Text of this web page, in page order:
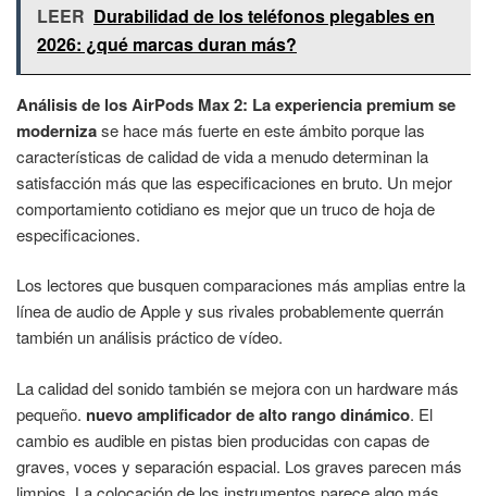
LEER Durabilidad de los teléfonos plegables en
2026: ¿qué marcas duran más?
Análisis de los AirPods Max 2: La experiencia premium se
modernizase hace más fuerte en este ámbito porque las
características de calidad de vida a menudo determinan la
satisfacción más que las especificaciones en bruto. Un mejor
comportamiento cotidiano es mejor que un truco de hoja de
especificaciones.
Los lectores que busquen comparaciones más amplias entre la
línea de audio de Apple y sus rivales probablemente querrán
también un análisis práctico de vídeo.
La calidad del sonido también se mejora con un hardware más
pequeño. nuevo amplificador de alto rango dinámico. El
cambio es audible en pistas bien producidas con capas de
graves, voces y separación espacial. Los graves parecen más